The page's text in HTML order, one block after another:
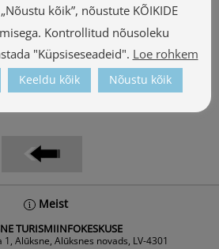
Meist
TURISMIINFOKESKUSE
Alūksne, Alūksnes novads, LV-4301
kõik”, nõustute KÕIKIDE
Kontrollitud nõusoleku
"Küpsiseseadeid". Loe rohkem
Keeldu kõik Nõustu kõik